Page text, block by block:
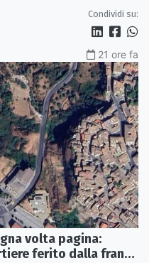
Condividi su:
21 ore fa
volta pagina:
ferito dalla frana